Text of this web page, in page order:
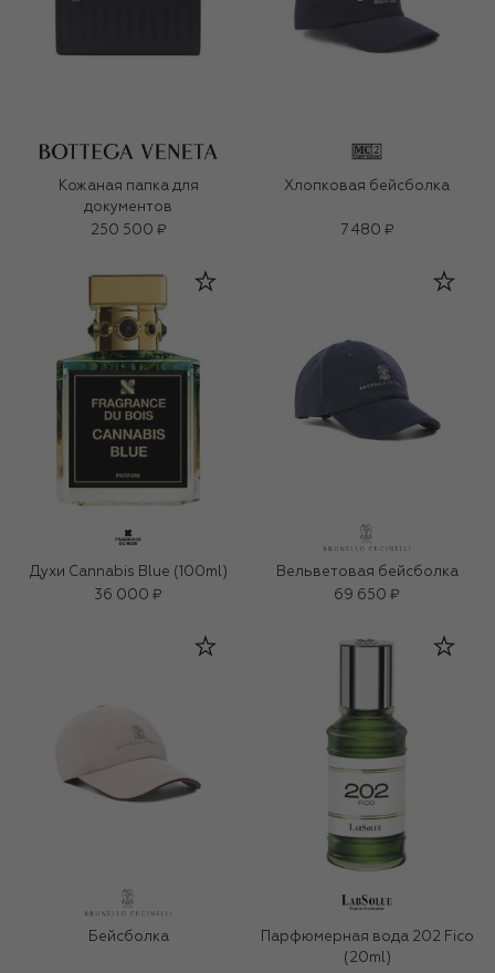
Кожаная папка для
документов
250 500 ₽
Хлопковая бейсболка
7 480 ₽
Духи Cannabis Blue (100ml)
36 000 ₽
Вельветовая бейсболка
69 650 ₽
Бейсболка
Парфюмерная вода 202 Fico
(20ml)